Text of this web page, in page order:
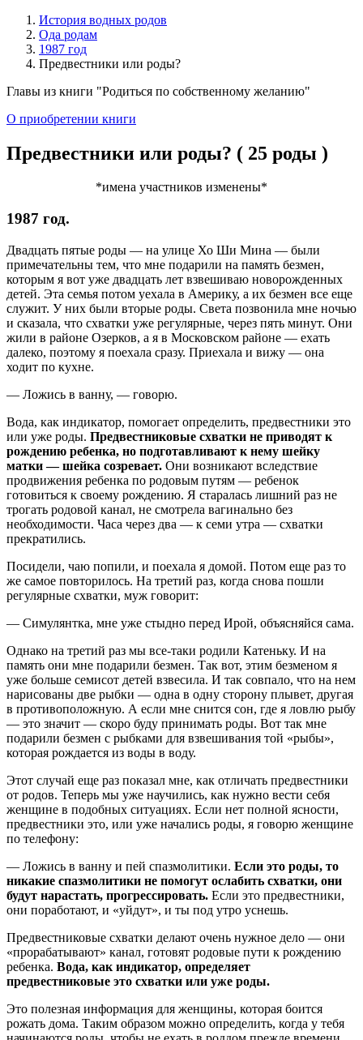
История водных родов
Ода родам
1987 год
Предвестники или роды?
Главы из книги "Родиться по собственному желанию"
О приобретении книги
Предвестники или роды? ( 25 роды )
*имена участников изменены*
1987 год.
Двадцать пятые роды — на улице Хо Ши Мина — были
примечательны тем, что мне подарили на память безмен,
которым я вот уже двадцать лет взвешиваю новорожденных
детей. Эта семья потом уехала в Америку, а их безмен все еще
служит. У них были вторые роды. Света позвонила мне ночью
и сказала, что схватки уже регулярные, через пять минут. Они
жили в районе Озерков, а я в Московском районе — ехать
далеко, поэтому я поехала сразу. Приехала и вижу — она
ходит по кухне.
— Ложись в ванну, — говорю.
Вода, как индикатор, помогает определить, предвестники это
или уже роды. Предвестниковые схватки не приводят к
рождению ребенка, но подготавливают к нему шейку
матки — шейка созревает. Они возникают вследствие
продвижения ребенка по родовым путям — ребенок
готовиться к своему рождению. Я старалась лишний раз не
трогать родовой канал, не смотрела вагинально без
необходимости. Часа через два — к семи утра — схватки
прекратились.
Посидели, чаю попили, и поехала я домой. Потом еще раз то
же самое повторилось. На третий раз, когда снова пошли
регулярные схватки, муж говорит:
— Симулянтка, мне уже стыдно перед Ирой, объясняйся сама.
Однако на третий раз мы все-таки родили Катеньку. И на
память они мне подарили безмен. Так вот, этим безменом я
уже больше семисот детей взвесила. И так совпало, что на нем
нарисованы две рыбки — одна в одну сторону плывет, другая
в противоположную. А если мне снится сон, где я ловлю рыбу
— это значит — скоро буду принимать роды. Вот так мне
подарили безмен с рыбками для взвешивания той «рыбы»,
которая рождается из воды в воду.
Этот случай еще раз показал мне, как отличать предвестники
от родов. Теперь мы уже научились, как нужно вести себя
женщине в подобных ситуациях. Если нет полной ясности,
предвестники это, или уже начались роды, я говорю женщине
по телефону:
— Ложись в ванну и пей спазмолитики. Если это роды, то
никакие спазмолитики не помогут ослабить схватки, они
будут нарастать, прогрессировать. Если это предвестники,
они поработают, и «уйдут», и ты под утро уснешь.
Предвестниковые схватки делают очень нужное дело — они
«прорабатывают» канал, готовят родовые пути к рождению
ребенка. Вода, как индикатор, определяет
предвестниковые это схватки или уже роды.
Это полезная информация для женщины, которая боится
рожать дома. Таким образом можно определить, когда у тебя